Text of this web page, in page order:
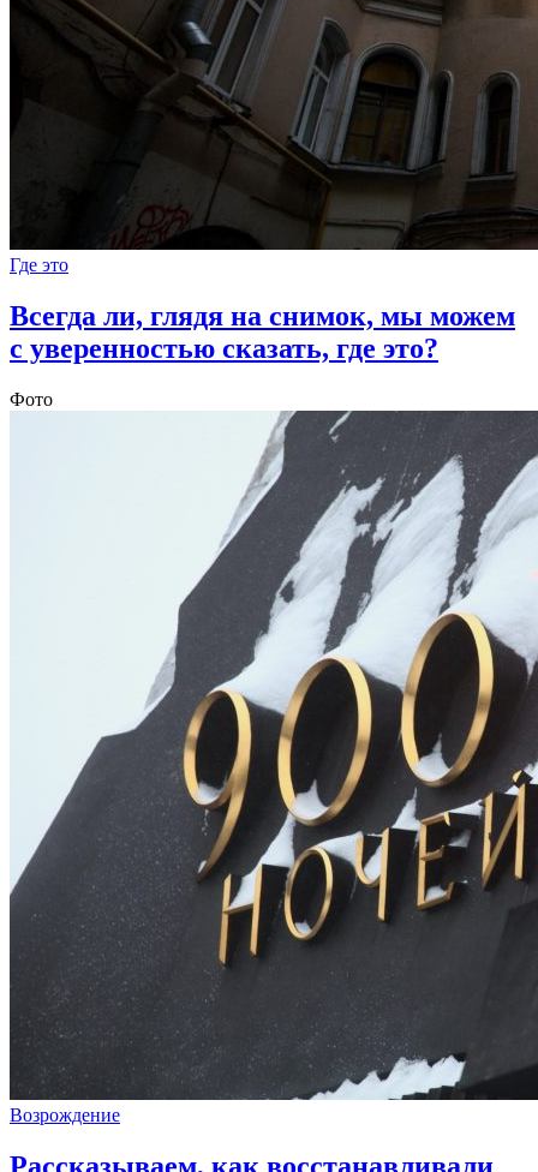
Где это
Всегда ли, глядя на снимок, мы можем
с уверенностью сказать, где это?
Фото
Возрождение